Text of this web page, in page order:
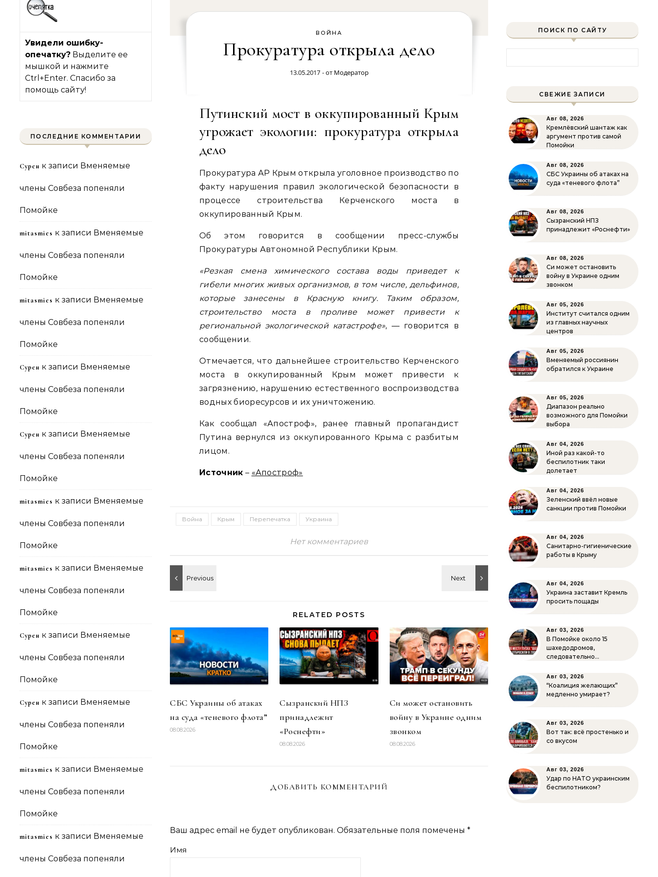
Увидели ошибку-
опечатку? Выделите ее
мышкой и нажмите
Ctrl+Enter. Спасибо за
помощь сайту!
ПОСЛЕДНИЕ КОММЕНТАРИИ
Сурен к записи Вменяемые
члены Совбеза попеняли
Помойке
mitasmies к записи Вменяемые
члены Совбеза попеняли
Помойке
mitasmies к записи Вменяемые
члены Совбеза попеняли
Помойке
Сурен к записи Вменяемые
члены Совбеза попеняли
Помойке
Сурен к записи Вменяемые
члены Совбеза попеняли
Помойке
mitasmies к записи Вменяемые
члены Совбеза попеняли
Помойке
mitasmies к записи Вменяемые
члены Совбеза попеняли
Помойке
Сурен к записи Вменяемые
члены Совбеза попеняли
Помойке
Сурен к записи Вменяемые
члены Совбеза попеняли
Помойке
mitasmies к записи Вменяемые
члены Совбеза попеняли
Помойке
mitasmies к записи Вменяемые
члены Совбеза попеняли
ВОЙНА
Прокуратура открыла дело
13.05.2017 - от Модератор
Путинский мост в оккупированный Крым
угрожает экологии: прокуратура открыла
дело
Прокуратура АР Крым открыла уголовное производство по
факту нарушения правил экологической безопасности в
процессе строительства Керченского моста в
оккупированный Крым.
Об этом говорится в сообщении пресс-службы
Прокуратуры Автономной Республики Крым.
«Резкая смена химического состава воды приведет к
гибели многих живых организмов, в том числе, дельфинов,
которые занесены в Красную книгу. Таким образом,
строительство моста в проливе может привести к
региональной экологической катастрофе», — говорится в
сообщении.
Отмечается, что дальнейшее строительство Керченского
моста в оккупированный Крым может привести к
загрязнению, нарушению естественного воспроизводства
водных биоресурсов и их уничтожению.
Как сообщал «Апостроф», ранее главный пропагандист
Путина вернулся из оккупированного Крыма с разбитым
лицом.
Источник – «Апостроф»
Война Крым Перепечатка Украина
Нет комментариев
RELATED POSTS
СБС Украины об атаках
на суда «теневого флота”
08.08.2026
Сызранский НПЗ
принадлежит
«Роснефти»
08.08.2026
Си может остановить
войну в Украине одним
звонком
08.08.2026
ДОБАВИТЬ КОММЕНТАРИЙ
Ваш адрес email не будет опубликован. Обязательные поля помечены *
Имя
ПОИСК ПО САЙТУ
СВЕЖИЕ ЗАПИСИ
Авг 08, 2026
Кремлёвский шантаж как
аргумент против самой
Помойки
Авг 08, 2026
СБС Украины об атаках на
суда «теневого флота”
Авг 08, 2026
Сызранский НПЗ
принадлежит «Роснефти»
Авг 08, 2026
Си может остановить
войну в Украине одним
звонком
Авг 05, 2026
Институт считался одним
из главных научных
центров
Авг 05, 2026
Вменяемый россиянин
обратился к Украине
Авг 05, 2026
Диапазон реально
возможного для Помойки
выбора
Авг 04, 2026
Иной раз какой-то
беспилотник таки
долетает
Авг 04, 2026
Зеленский ввёл новые
санкции против Помойки
Авг 04, 2026
Санитарно-гигиенические
работы в Крыму
Авг 04, 2026
Украина заставит Кремль
просить пощады
Авг 03, 2026
В Помойке около 15
шахедодромов,
следовательно…
Авг 03, 2026
“Коалиция желающих”
медленно умирает?
Авг 03, 2026
Вот так: всё простенько и
со вкусом
Авг 03, 2026
Удар по НАТО украинским
беспилотником?